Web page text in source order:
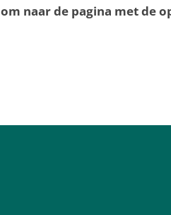
om naar de pagina met de